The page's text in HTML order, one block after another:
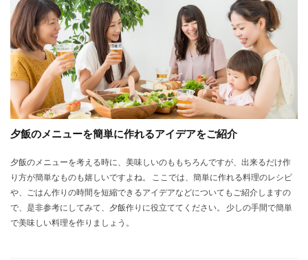
夕飯のメニューを簡単に作れるアイデアをご紹介
夕飯のメニューを考える時に、美味しいのももちろんですが、出来るだけ作
り方が簡単なものも嬉しいですよね。 ここでは、簡単に作れる料理のレシピ
や、ごはん作りの時間を短縮できるアイデアなどについてもご紹介しますの
で、是非参考にしてみて、夕飯作りに役立ててください。 少しの手間で簡単
で美味しい料理を作りましょう。